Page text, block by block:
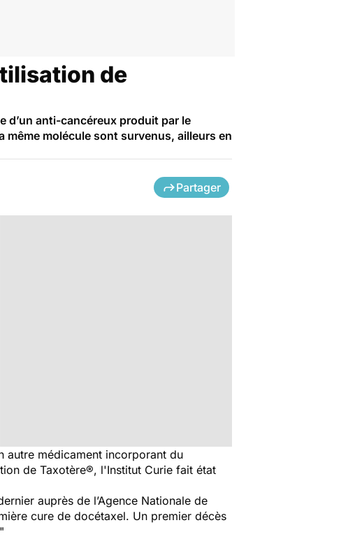
de
d’un anti-cancéreux produit par le
même molécule sont survenus, ailleurs en
Partager
autre médicament incorporant du
de Taxotère®, l'Institut Curie fait état
auprès de l’Agence Nationale de
cure de docétaxel. Un premier décès